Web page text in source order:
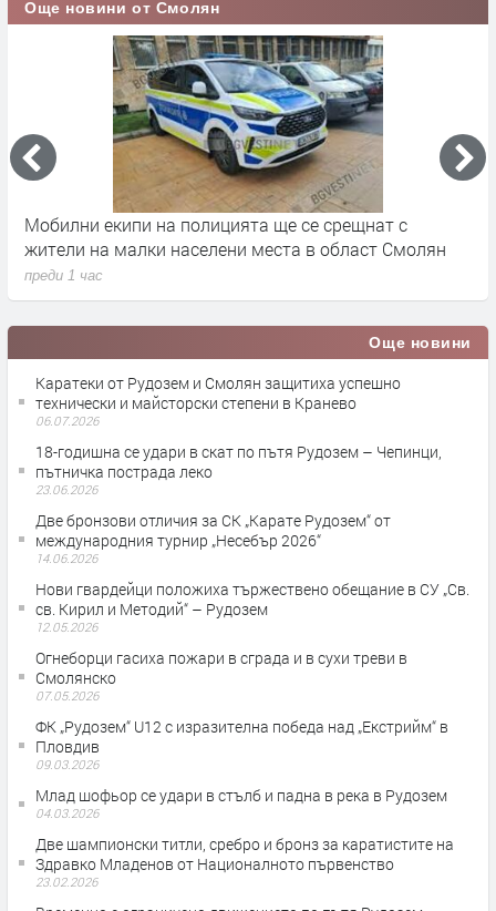
Още новини от Смолян
Мобилни екипи на полицията ще се срещнат с
жители на малки населени места в област Смолян
преди 1 час
Още новини
Каратеки от Рудозем и Смолян защитиха успешно
технически и майсторски степени в Кранево
06.07.2026
18-годишна се удари в скат по пътя Рудозем – Чепинци,
пътничка пострада леко
23.06.2026
Две бронзови отличия за СК „Карате Рудозем“ от
международния турнир „Несебър 2026“
14.06.2026
Нови гвардейци положиха тържествено обещание в СУ „Св.
св. Кирил и Методий“ – Рудозем
12.05.2026
Огнеборци гасиха пожари в сграда и в сухи треви в
Смолянско
07.05.2026
ФК „Рудозем“ U12 с изразителна победа над „Екстрийм“ в
Пловдив
09.03.2026
Млад шофьор се удари в стълб и падна в река в Рудозем
04.03.2026
Две шампионски титли, сребро и бронз за каратистите на
Здравко Младенов от Националното първенство
23.02.2026